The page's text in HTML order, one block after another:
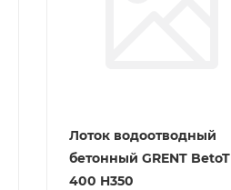
Лоток водоотводный
бетонный GRENT BetoT
400 H350